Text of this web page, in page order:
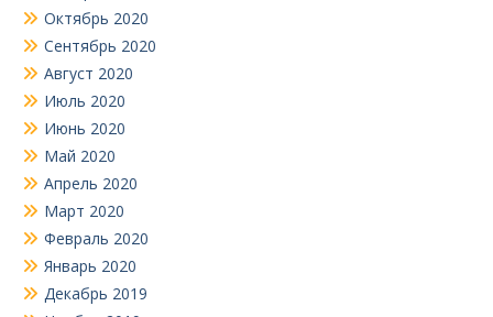
Октябрь 2020
Сентябрь 2020
Август 2020
Июль 2020
Июнь 2020
Май 2020
Апрель 2020
Март 2020
Февраль 2020
Январь 2020
Декабрь 2019